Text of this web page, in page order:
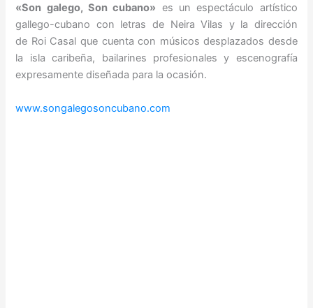
«Son galego, Son cubano» es un espectáculo artístico
gallego-cubano con letras de Neira Vilas y la dirección
de Roi Casal que cuenta con músicos desplazados desde
la isla caribeña, bailarines profesionales y escenografía
expresamente diseñada para la ocasión.
www.songalegosoncubano.com